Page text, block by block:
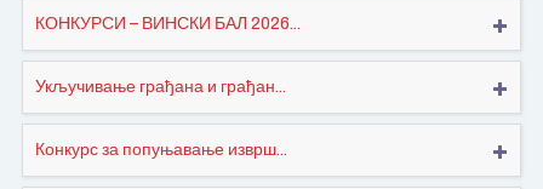
КОНКУРСИ – ВИНСКИ БАЛ 2026...
Укључивање грађана и грађан...
Конкурс за попуњавање изврш...